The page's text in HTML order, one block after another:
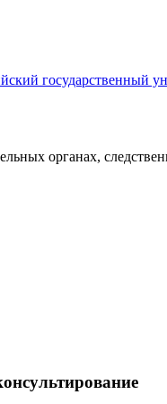
государственный
органах,